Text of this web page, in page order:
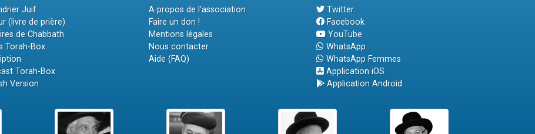
Juif
(livre de prière)
de Chabbath
Torah-Box
Torah-Box
Version
A propos de l'association
Faire un don !
Mentions légales
Nous contacter
Aide (FAQ)
Twitter
Facebook
YouTube
WhatsApp
WhatsApp Femmes
Application iOS
Application Android